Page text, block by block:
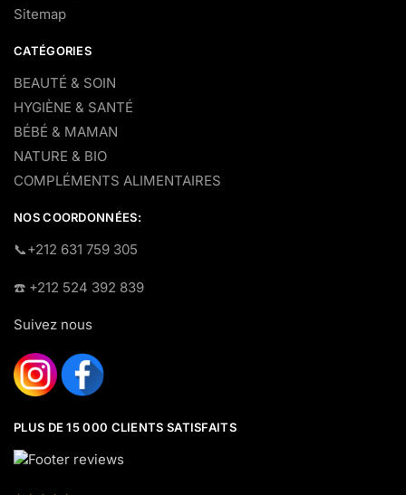
Sitemap
CATÉGORIES
BEAUTÉ & SOIN
HYGIÈNE & SANTÉ
BÉBÉ & MAMAN
NATURE & BIO
COMPLÉMENTS ALIMENTAIRES
NOS COORDONNÉES:
​📞+212 631 759 305
☎️​ +212 524 392 839
Suivez nous
PLUS DE 15 000 CLIENTS SATISFAITS